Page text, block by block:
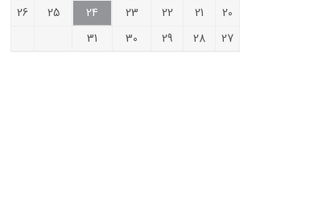
26
25 24 23 22 21
20
31
30 29 28 27